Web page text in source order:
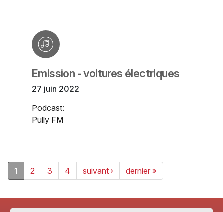
Emission - voitures électriques
27 juin 2022
Podcast:
Pully FM
1 2 3 4 suivant › dernier »